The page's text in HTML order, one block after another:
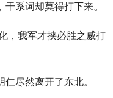
系词却莫得打下来。
，我军才挟必胜之威打
尽然离开了东北。